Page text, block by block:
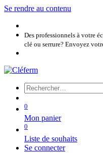
Se rendre au contenu
Des professionnels à votre
clé ou serrure? Envoyez
0
Mon panier
0
Liste de souhaits
Se connecter